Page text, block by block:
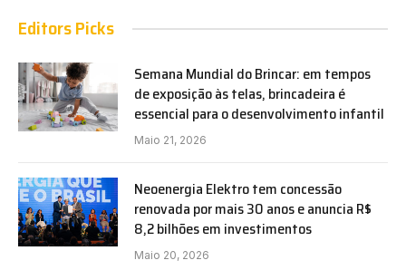
Editors Picks
Semana Mundial do Brincar: em tempos
de exposição às telas, brincadeira é
essencial para o desenvolvimento infantil
Maio 21, 2026
Neoenergia Elektro tem concessão
renovada por mais 30 anos e anuncia R$
8,2 bilhões em investimentos
Maio 20, 2026